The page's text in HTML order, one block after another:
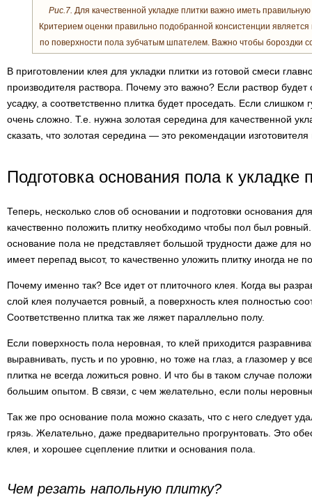
Рис.7. Для качественной укладке плитки важно иметь
Критерием оценки правильно подобранной консистенции
по поверхности пола зубчатым шпателем. Важно чтобы бороздки
В приготовлении клея для укладки плитки из готовой смеси
производителя раствора. Почему это важно? Если раствор
усадку, а соответственно плитка будет проседать. Если слишком
очень сложно. Т.е. нужна золотая середина для качественной
сказать, что золотая середина — это рекомендации изготовителя
Подготовка основания пола к укладке
Теперь, несколько слов об основании и подготовки основания
качественно положить плитку необходимо чтобы пол был
основание пола не представляет большой трудности даже для
имеет перепад высот, то качественно уложить плитку иногда не
Почему именно так? Все идет от плиточного клея. Когда вы
слой клея получается ровный, а поверхность клея полностью
Соответственно плитка так же ляжет параллельно полу.
Если поверхность пола неровная, то клей приходится
выравнивать, пусть и по уровню, но тоже на глаз, а глазомер у
плитка не всегда ложиться ровно. И что бы в таком случае
большим опытом. В связи, с чем желательно, если полы
Так же про основание пола можно сказать, что с него следует
грязь. Желательно, даже предварительно прогрунтовать. Это
клея, и хорошее сцепление плитки и основания пола.
Чем резать напольную плитку?